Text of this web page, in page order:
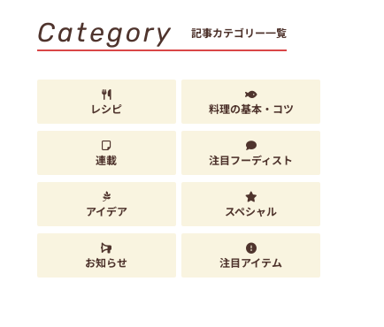
Category 記事カテゴリー一覧
レシピ 料理の基本・コツ
連載 注目フーディスト
アイデア スペシャル
お知らせ 注目アイテム